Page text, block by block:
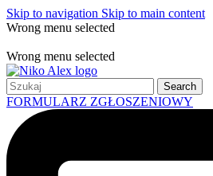
Skip to navigation Skip to main content
Wrong menu selected
Wrong menu selected
Search
FORMULARZ ZGŁOSZENIOWY